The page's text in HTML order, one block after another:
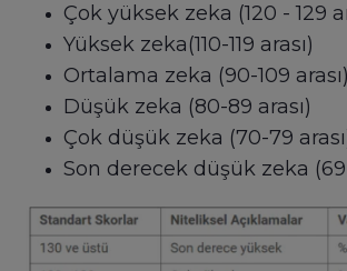
Çok yüksek zeka (120 - 129
Yüksek zeka(110-119 arası)
Ortalama zeka (90-109 arası)
Düşük zeka (80-89 arası)
Çok düşük zeka (70-79
Son derecek düşük zeka (69